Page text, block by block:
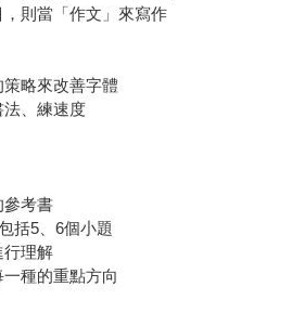
，則當「作文」來寫作
策略來改善字體
法、練速度
參考書
括5、6個小題
行理解
種的重點方向